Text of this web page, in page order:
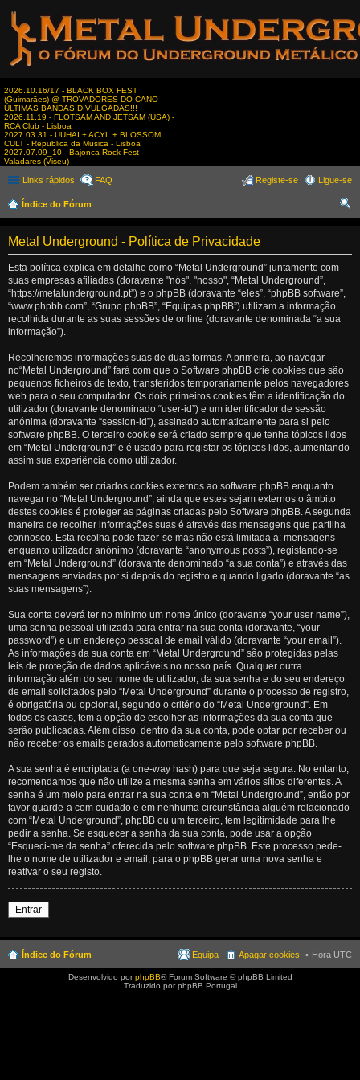
2026.10.16/17 - BLACK BOX FEST
(Guimarães) @ TROVADORES DO CANO -
ÚLTIMAS BANDAS DIVULGADAS!!!
2026.11.19 - FLOTSAM AND JETSAM (USA) -
RCA Club - Lisboa
2027.03.31 - UUHAI + ACYL + BLOSSOM
CULT - Republica da Musica - Lisboa
2027.07.09_10 - Bajonca Rock Fest -
Valadares (Viseu)
Links rápidos FAQ Ligue-se
Registe-se
Índice do Fórum
Metal Underground - Política de Privacidade
Esta política explica em detalhe como “Metal Underground” juntamente com
suas empresas afiliadas (doravante "nós", "nosso", “Metal Underground”,
“https://metalunderground.pt”) e o phpBB (doravante “eles”, “phpBB software”,
“www.phpbb.com”, “Grupo phpBB”, “Equipas phpBB”) utilizam a informação
recolhida durante as suas sessões de online (doravante denominada “a sua
informação”).
Recolheremos informações suas de duas formas. A primeira, ao navegar
no“Metal Underground” fará com que o Software phpBB crie cookies que são
pequenos ficheiros de texto, transferidos temporariamente pelos navegadores
web para o seu computador. Os dois primeiros cookies têm a identificação do
utilizador (doravante denominado “user-id”) e um identificador de sessão
anónima (doravante “session-id”), assinado automaticamente para si pelo
software phpBB. O terceiro cookie será criado sempre que tenha tópicos lidos
em “Metal Underground” e é usado para registar os tópicos lidos, aumentando
assim sua experiência como utilizador.
Podem também ser criados cookies externos ao software phpBB enquanto
navegar no “Metal Underground”, ainda que estes sejam externos o âmbito
destes cookies é proteger as páginas criadas pelo Software phpBB. A segunda
maneira de recolher informações suas é através das mensagens que partilha
connosco. Esta recolha pode fazer-se mas não está limitada a: mensagens
enquanto utilizador anónimo (doravante “anonymous posts”), registando-se
em “Metal Underground” (doravante denominado “a sua conta”) e através das
mensagens enviadas por si depois do registro e quando ligado (doravante “as
suas mensagens”).
Sua conta deverá ter no mínimo um nome único (doravante “your user name”),
uma senha pessoal utilizada para entrar na sua conta (doravante, “your
password”) e um endereço pessoal de email válido (doravante “your email”).
As informações da sua conta em “Metal Underground” são protegidas pelas
leis de proteção de dados aplicáveis no nosso país. Qualquer outra
informação além do seu nome de utilizador, da sua senha e do seu endereço
de email solicitados pelo “Metal Underground” durante o processo de registro,
é obrigatória ou opcional, segundo o critério do “Metal Underground”. Em
todos os casos, tem a opção de escolher as informações da sua conta que
serão publicadas. Além disso, dentro da sua conta, pode optar por receber ou
não receber os emails gerados automaticamente pelo software phpBB.
A sua senha é encriptada (a one-way hash) para que seja segura. No entanto,
recomendamos que não utilize a mesma senha em vários sítios diferentes. A
senha é um meio para entrar na sua conta em “Metal Underground”, então por
favor guarde-a com cuidado e em nenhuma circunstância alguém relacionado
com “Metal Underground”, phpBB ou um terceiro, tem legitimidade para lhe
pedir a senha. Se esquecer a senha da sua conta, pode usar a opção
“Esqueci-me da senha” oferecida pelo software phpBB. Este processo pede-
lhe o nome de utilizador e email, para o phpBB gerar uma nova senha e
reativar o seu registo.
Entrar
Índice do Fórum Hora UTC
Apagar cookies
Equipa
Desenvolvido porphpBB® Forum Software © phpBB Limited
Traduzido por phpBB Portugal